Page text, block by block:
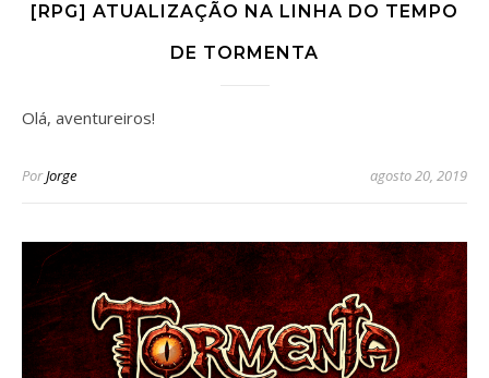
[RPG] ATUALIZAÇÃO NA LINHA DO TEMPO
DE TORMENTA
Olá, aventureiros!
PorJorge agosto 20, 2019